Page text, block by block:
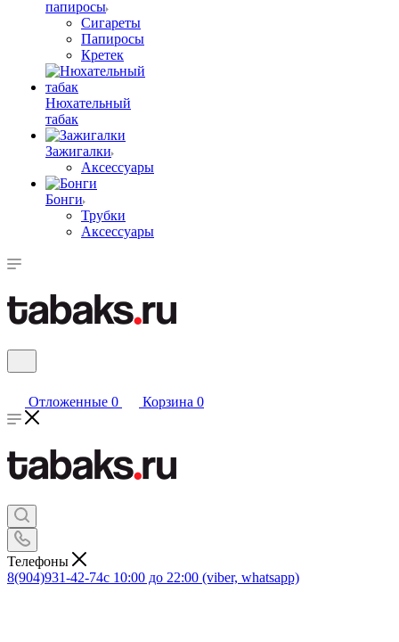
папиросы
Сигареты
Папиросы
Кретек
Нюхательный
табак
Зажигалки
Аксессуары
Бонги
Трубки
Аксессуары
Отложенные 0 Корзина 0
Телефоны
8(904)931-42-74с 10:00 до 22:00 (viber, whatsapp)